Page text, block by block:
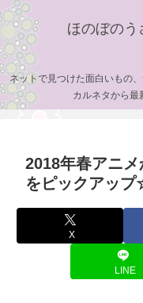
ほのぼの
ネットで見つけた面白いもの
カルネタから
2018年春アニ
をピックアッ
X
LINE